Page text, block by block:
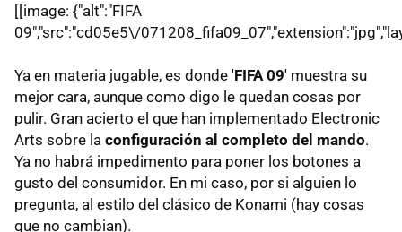
[[image: {"alt":"FIFA
09","src":"cd05e5\/
Ya en materia jugable, es donde 'FIFA 09' muestra su
mejor cara, aunque como digo le quedan cosas por
pulir. Gran acierto el que han implementado Electronic
Arts sobre la configuración al completo del mando.
Ya no habrá impedimento para poner los botones a
gusto del consumidor. En mi caso, por si alguien lo
pregunta, al estilo del clásico de Konami (hay cosas
que no cambian).